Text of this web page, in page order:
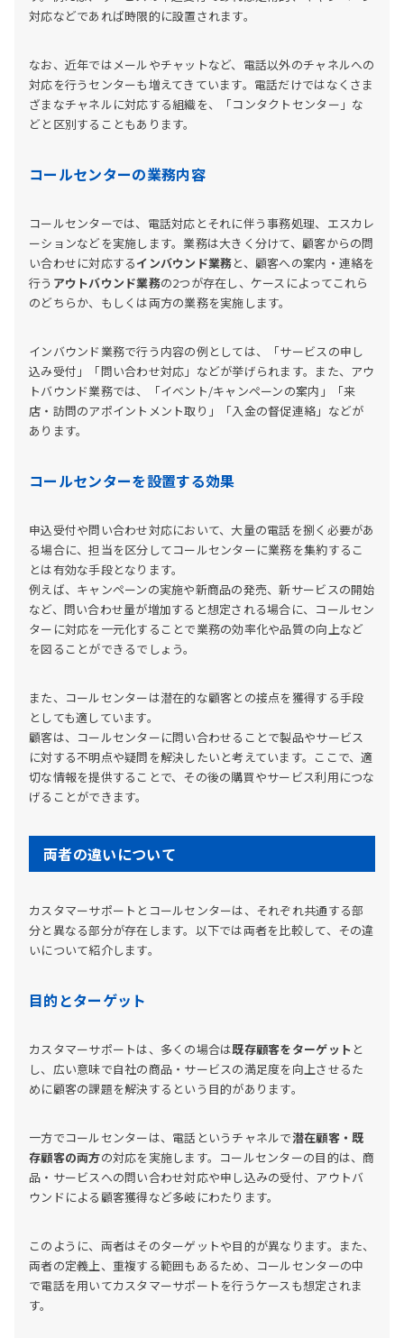
対応などであれば時限的に設置されます。
なお、近年ではメールやチャットなど、電話以外のチャネルへの
対応を行うセンターも増えてきています。電話だけではなくさま
ざまなチャネルに対応する組織を、「コンタクトセンター」な
どと区別することもあります。
コールセンターの業務内容
コールセンターでは、電話対応とそれに伴う事務処理、エスカレ
ーションなどを実施します。業務は大きく分けて、顧客からの問
い合わせに対応するインバウンド業務と、顧客への案内・連絡を
行う アウトバウンド業務の2つが存在し、ケースによってこれら
のどちらか、もしくは両方の業務を実施します。
インバウンド業務で行う内容の例としては、「サービスの申し
込み受付」「問い合わせ対応」などが挙げられます。また、アウ
トバウンド業務では、「イベント/キャンペーンの案内」「来
店・訪問のアポイントメント取り」「入金の督促連絡」などが
あります。
コールセンターを設置する効果
申込受付や問い合わせ対応において、大量の電話を捌く必要があ
る場合に、担当を区分してコールセンターに業務を集約するこ
とは有効な手段となります。
例えば、キャンペーンの実施や新商品の発売、新サービスの開始
など、問い合わせ量が増加すると想定される場合に、コールセン
ターに対応を一元化することで業務の効率化や品質の向上など
を図ることができるでしょう。
また、コールセンターは潜在的な顧客との接点を獲得する手段
としても適しています。
顧客は、コールセンターに問い合わせることで製品やサービス
に対する不明点や疑問を解決したいと考えています。ここで、適
切な情報を提供することで、その後の購買やサービス利用につな
げることができます。
両者の違いについて
カスタマーサポートとコールセンターは、それぞれ共通する部
分と異なる部分が存在します。以下では両者を比較して、その違
いについて紹介します。
目的とターゲット
カスタマーサポートは、多くの場合は既存顧客をターゲット と
し、広い意味で自社の商品・サービスの満足度を向上させるた
めに顧客の課題を解決するという目的があります。
一方でコールセンターは、電話というチャネルで潜在顧客・既
存顧客の両方の対応を実施します。コールセンターの目的は、商
品・サービスへの問い合わせ対応や申し込みの受付、アウトバ
ウンドによる顧客獲得など多岐にわたります。
このように、両者はそのターゲットや目的が異なります。また、
両者の定義上、重複する範囲もあるため、コールセンターの中
で電話を用いてカスタマーサポートを行うケースも想定されま
す。